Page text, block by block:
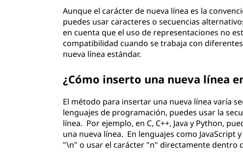
Aunque el carácter de nueva línea es la
puedes usar caracteres o secuencias
en cuenta que el uso de representaciones no
compatibilidad cuando se trabaja con
nueva línea estándar.
¿Cómo inserto una nueva línea
El método para insertar una nueva línea varía
lenguajes de programación, puedes usar la
línea. Por ejemplo, en C, C++, Java y Python,
una nueva línea. En lenguajes como JavaScript
"\n" o usar el carácter "n" directamente dentro